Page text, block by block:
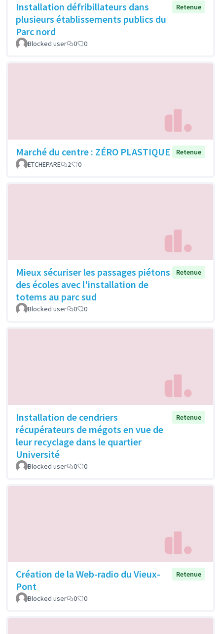
Installation défribillateurs dans
plusieurs établissements publics du
Parc nord
Retenue
Blocked user 0 0
Marché du centre : ZÉRO PLASTIQUE
Retenue
ETCHEPARE
2 0
Mieux sécuriser les passages piétons
des écoles avec l'installation de
totems au parc sud
Retenue
Blocked user 0 0
Installation de cendriers
récupérateurs de mégots en vue de
leur recyclage dans le quartier
Université
Retenue
Blocked user 0 0
Création de la Web-radio du Vieux-
Pont
Retenue
Blocked user 0 0